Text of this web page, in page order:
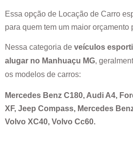
Essa opção de Locação de Carro
para quem tem um maior orçamento
Nessa categoria de veículos
alugar no Manhuaçu MG,
os modelos de carros:
Mercedes Benz C180, Audi A4,
XF, Jeep Compass, Mercedes
Volvo XC40, Volvo Cc60.